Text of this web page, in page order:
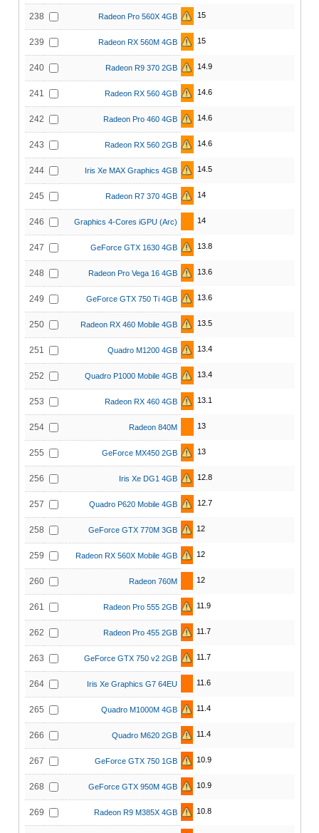
238 Radeon Pro 560X 4GB 15
239 Radeon RX 560M 4GB 15
240 Radeon R9 370 2GB 14.9
241 Radeon RX 560 4GB 14.6
242 Radeon Pro 460 4GB 14.6
243 Radeon RX 560 2GB 14.6
244 Iris Xe MAX Graphics 4GB 14.5
245 Radeon R7 370 4GB 14
246 Graphics 4-Cores iGPU (Arc) 14
247 GeForce GTX 1630 4GB 13.8
248 Radeon Pro Vega 16 4GB 13.6
249 GeForce GTX 750 Ti 4GB 13.6
250 Radeon RX 460 Mobile 4GB 13.5
251 Quadro M1200 4GB 13.4
252 Quadro P1000 Mobile 4GB 13.4
253 Radeon RX 460 4GB 13.1
254 Radeon 840M 13
255 GeForce MX450 2GB 13
256 Iris Xe DG1 4GB 12.8
257 Quadro P620 Mobile 4GB 12.7
258 GeForce GTX 770M 3GB 12
259 Radeon RX 560X Mobile 4GB 12
260 Radeon 760M 12
261 Radeon Pro 555 2GB 11.9
262 Radeon Pro 455 2GB 11.7
263 GeForce GTX 750 v2 2GB 11.7
264 Iris Xe Graphics G7 64EU 11.6
265 Quadro M1000M 4GB 11.4
266 Quadro M620 2GB 11.4
267 GeForce GTX 750 1GB 10.9
268 GeForce GTX 950M 4GB 10.9
269 Radeon R9 M385X 4GB 10.8